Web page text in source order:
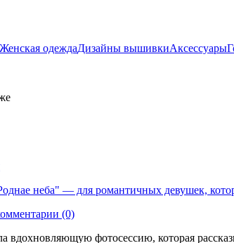
Женская одеждаДизайны вышивкиАксессуары
неба" — для романтичных девушек,
(0)
вдохновляющую фотосессию, которая